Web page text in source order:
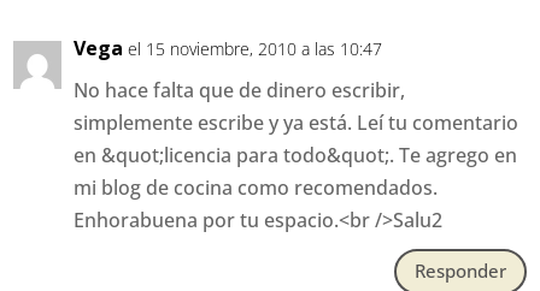
Vega el 15 noviembre, 2010 a las 10:47
No hace falta que de dinero escribir,
simplemente escribe y ya está. Leí tu comentario
en &quot;licencia para todo&quot;. Te agrego en
mi blog de cocina como recomendados.
Enhorabuena por tu espacio.<br />Salu2
Responder